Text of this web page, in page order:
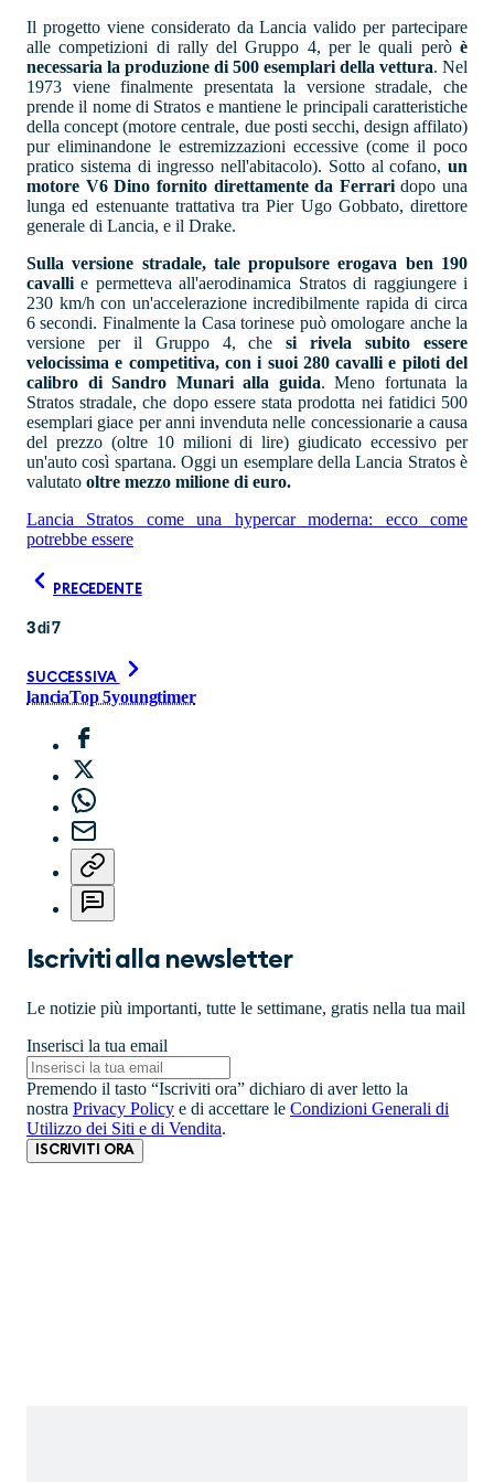
Il progetto viene considerato da Lancia valido per partecipare
alle competizioni di rally del Gruppo 4, per le quali peròè
necessaria la produzione di 500 esemplari della vettura. Nel
1973 viene finalmente presentata la versione stradale, che
prende il nome di Stratos e mantiene le principali caratteristiche
della concept (motore centrale, due posti secchi, design affilato)
pur eliminandone le estremizzazioni eccessive (come il poco
pratico sistema di ingresso nell'abitacolo). Sotto al cofano, un
motore V6 Dino fornito direttamente da Ferraridopo una
lunga ed estenuante trattativa tra Pier Ugo Gobbato, direttore
generale di Lancia, e il Drake.
Sulla versione stradale, tale propulsore erogava ben 190
cavalli e permetteva all'aerodinamica Stratos di raggiungere i
230 km/h con un'accelerazione incredibilmente rapida di circa
6 secondi. Finalmente la Casa torinese può omologare anche la
versione per il Gruppo 4, chesi rivela subito essere
velocissima e competitiva, con i suoi 280 cavalli e piloti del
calibro di Sandro Munari alla guida. Meno fortunata la
Stratos stradale, che dopo essere stata prodotta nei fatidici 500
esemplari giace per anni invenduta nelle concessionarie a causa
del prezzo (oltre 10 milioni di lire) giudicato eccessivo per
un'auto così spartana. Oggi un esemplare della Lancia Stratos è
valutato oltre mezzo milione di euro.
Lancia Stratos come una hypercar moderna: ecco come
potrebbe essere
PRECEDENTE
3di7
SUCCESSIVA
lanciaTop 5youngtimer
Iscriviti alla newsletter
Le notizie più importanti, tutte le settimane, gratis nella tua mail
Inserisci la tua email
Premendo il tasto “Iscriviti ora” dichiaro di aver letto la
nostra Privacy Policy e di accettare le Condizioni Generali di
Utilizzo dei Siti e di Vendita.
ISCRIVITI ORA